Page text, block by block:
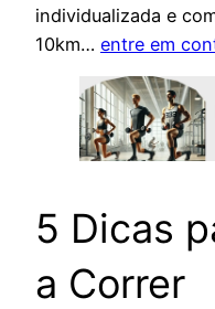
individualizada e
10km… entre em
5 Dicas
a Correr